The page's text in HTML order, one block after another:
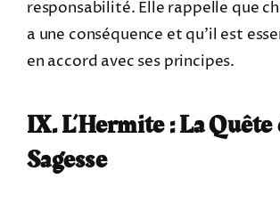
responsabilité. Elle rappelle que
a une conséquence et qu’il est
en accord avec ses principes.
IX. L’Hermite : La Quête
Sagesse